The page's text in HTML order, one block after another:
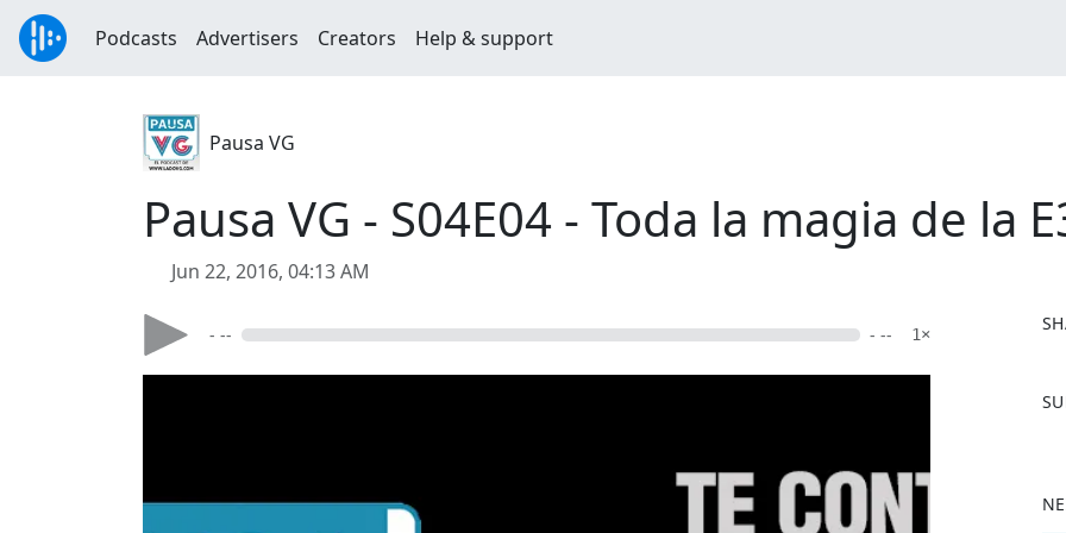
Podcasts Advertisers Creators Help & support
Pausa VG
Pausa VG - S04E04 - Toda la magia de la
Jun 22, 2016, 04:13 AM
- -- - -- 1×
a
o